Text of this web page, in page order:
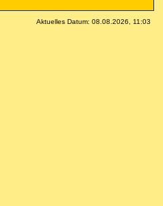
Aktuelles Datum: 08.08.2026, 11:03